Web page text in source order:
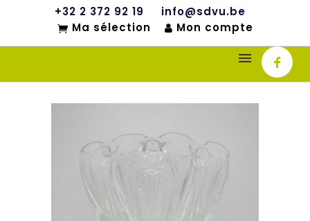
+32 2 372 92 19
info@sdvu.be
Ma sélection
Mon compte